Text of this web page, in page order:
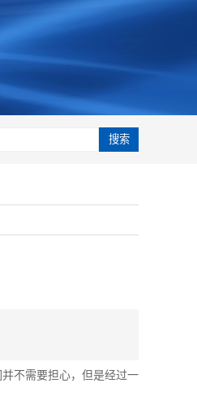
搜索
不需要担心，但是经过一